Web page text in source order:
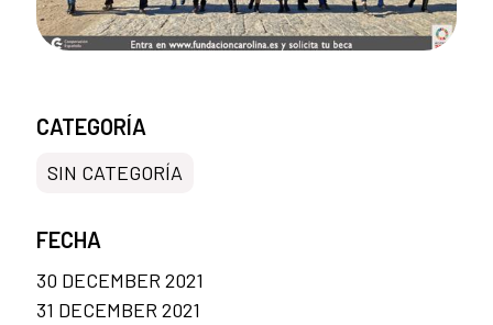
CATEGORÍA
SIN CATEGORÍA
FECHA
30 DECEMBER 2021
31 DECEMBER 2021